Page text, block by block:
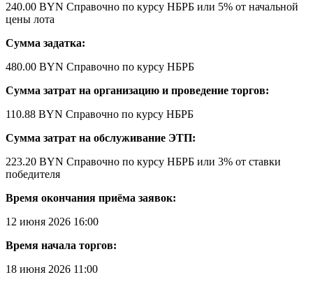
240.00 BYN Справочно по курсу НБРБ или 5% от начальной
цены лота
Сумма задатка:
480.00 BYN Справочно по курсу НБРБ
Сумма затрат на организацию и проведение торгов:
110.88 BYN Справочно по курсу НБРБ
Сумма затрат на обслуживание ЭТП:
223.20 BYN Справочно по курсу НБРБ или 3% от ставки
победителя
Время окончания приёма заявок:
12 июня 2026 16:00
Время начала торгов:
18 июня 2026 11:00